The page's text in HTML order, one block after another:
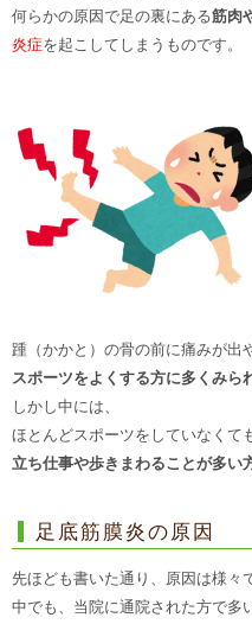
何らかの原因で足の裏にある筋肉
炎症を起こしてしまうものです。
踵（かかと）の骨の前に痛みが出
スポーツをよくする方に多くみら
しかし中には、
ほとんどスポーツをしていなくて
立ち仕事や歩きまわることが多い
足底筋膜炎の原因
先ほども書いた通り、原因は様々
中でも、当院に通院された方で多